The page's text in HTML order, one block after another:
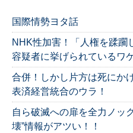
国際情勢ヨタ話
NHK性加害！「人権を蹂躙
容疑者に挙げられているワ
合併！しかし片方は死にか
表済経営統合のウラ！
自ら破滅への扉を全力ノッ
壊”情報がアツい！！